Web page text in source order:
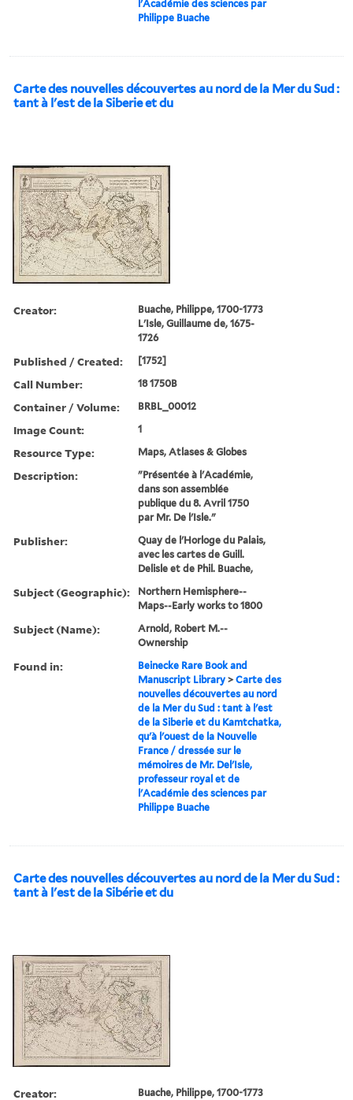
l'Académie des sciences par
Philippe Buache
Carte des nouvelles découvertes au nord de la Mer du Sud :
tant à l'est de la Siberie et du
Creator:
Buache, Philippe, 1700-1773
L'Isle, Guillaume de, 1675-
1726
Published / Created: [1752]
Call Number: 18 1750B
Container / Volume: BRBL_00012
Image Count: 1
Resource Type: Maps, Atlases & Globes
Description:
"Présentée à l'Académie,
dans son assemblée
publique du 8. Avril 1750
par Mr. De l'Isle."
Publisher:
Quay de l'Horloge du Palais,
avec les cartes de Guill.
Delisle et de Phil. Buache,
Subject (Geographic):
Northern Hemisphere--
Maps--Early works to 1800
Subject (Name):
Arnold, Robert M.--
Ownership
Found in:
Beinecke Rare Book and
Manuscript Library >Carte des
nouvelles découvertes au nord
de la Mer du Sud : tant à l'est
de la Siberie et du Kamtchatka,
qu'à l'ouest de la Nouvelle
France / dressée sur le
mémoires de Mr. Del'Isle,
professeur royal et de
l'Académie des sciences par
Philippe Buache
Carte des nouvelles découvertes au nord de la Mer du Sud :
tant à l'est de la Sibérie et du
Creator:
Buache, Philippe, 1700-1773